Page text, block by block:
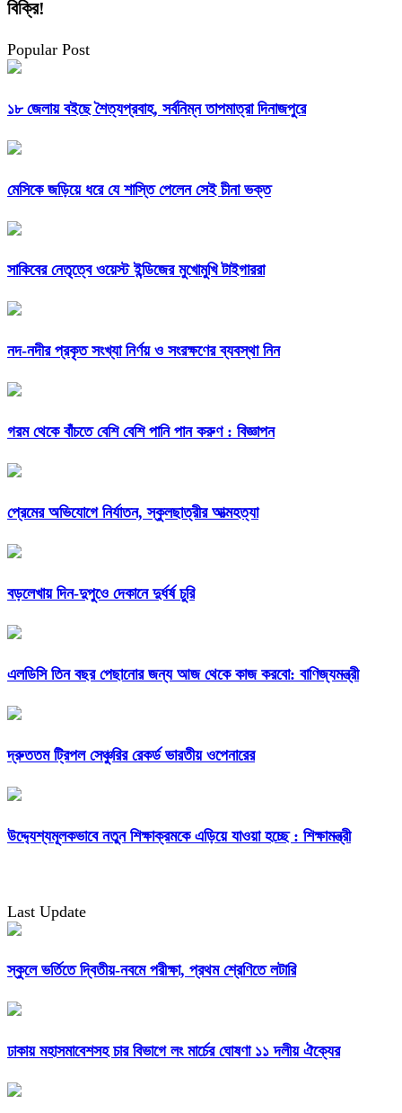
বিক্রি!
Popular Post
১৮ জেলায় বইছে শৈত্যপ্রবাহ, সর্বনিম্ন তাপমাত্রা দিনাজপুরে
মেসিকে জড়িয়ে ধরে যে শাস্তি পেলেন সেই চীনা ভক্ত
সাকিবের নেতৃত্বে ওয়েস্ট ইন্ডিজের মুখোমুখি টাইগাররা
নদ-নদীর প্রকৃত সংখ্যা নির্ণয় ও সংরক্ষণের ব্যবস্থা নিন
গরম থেকে বাঁচতে বেশি বেশি পানি পান করুণ : বিজ্ঞাপন
প্রেমের অভিযোগে নির্যাতন, স্কুলছাত্রীর আত্মহত্যা
বড়লেখায় দিন-দুপুওে দেকানে দুর্ধর্ষ চুরি
এলডিসি তিন বছর পেছানোর জন্য আজ থেকে কাজ করবো: বাণিজ্যমন্ত্রী
দ্রুততম ট্রিপল সেঞ্চুরির রেকর্ড ভারতীয় ওপেনারের
উদ্দ্যেশ্যমূলকভাবে নতুন শিক্ষাক্রমকে এড়িয়ে যাওয়া হচ্ছে : শিক্ষামন্ত্রী
Last Update
স্কুলে ভর্তিতে দ্বিতীয়-নবমে পরীক্ষা, প্রথম শ্রেণিতে লটারি
ঢাকায় মহাসমাবেশসহ চার বিভাগে লং মার্চের ঘোষণা ১১ দলীয় ঐক্যের